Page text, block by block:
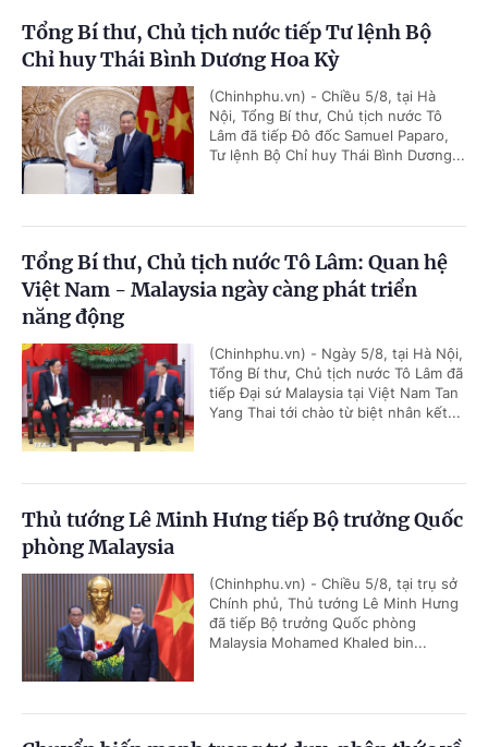
Tổng Bí thư, Chủ tịch nước tiếp Tư lệnh Bộ
Chỉ huy Thái Bình Dương Hoa Kỳ
(Chinhphu.vn) - Chiều 5/8, tại Hà
Nội, Tổng Bí thư, Chủ tịch nước Tô
Lâm đã tiếp Đô đốc Samuel Paparo,
Tư lệnh Bộ Chỉ huy Thái Bình Dương...
Tổng Bí thư, Chủ tịch nước Tô Lâm: Quan hệ
Việt Nam - Malaysia ngày càng phát triển
năng động
(Chinhphu.vn) - Ngày 5/8, tại Hà Nội,
Tổng Bí thư, Chủ tịch nước Tô Lâm đã
tiếp Đại sứ Malaysia tại Việt Nam Tan
Yang Thai tới chào từ biệt nhân kết...
Thủ tướng Lê Minh Hưng tiếp Bộ trưởng Quốc
phòng Malaysia
(Chinhphu.vn) - Chiều 5/8, tại trụ sở
Chính phủ, Thủ tướng Lê Minh Hưng
đã tiếp Bộ trưởng Quốc phòng
Malaysia Mohamed Khaled bin...